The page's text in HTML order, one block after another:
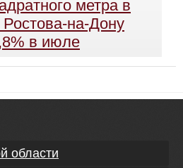
метра в
Ростова-на-Дону
в июле
области